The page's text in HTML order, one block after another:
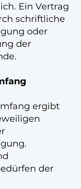
Ein Vertrag
schriftliche
oder
der
ergibt
der